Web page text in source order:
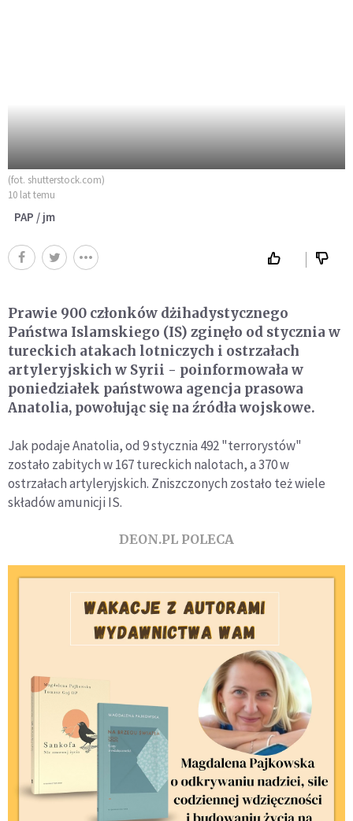
(fot. shutterstock.com)
10 lat temu
PAP / jm
Prawie 900 członków dżihadystycznego
Państwa Islamskiego (IS) zginęło od stycznia w
tureckich atakach lotniczych i ostrzałach
artyleryjskich w Syrii - poinformowała w
poniedziałek państwowa agencja prasowa
Anatolia, powołując się na źródła wojskowe.
Jak podaje Anatolia, od 9 stycznia 492 "terrorystów"
zostało zabitych w 167 tureckich nalotach, a 370 w
ostrzałach artyleryjskich. Zniszczonych zostało też wiele
składów amunicji IS.
DEON.PL POLECA